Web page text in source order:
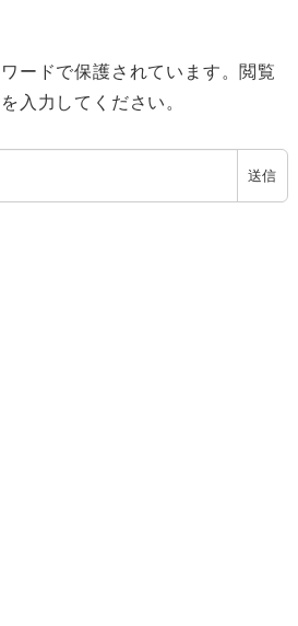
ードで保護されています。閲覧
入力してください。